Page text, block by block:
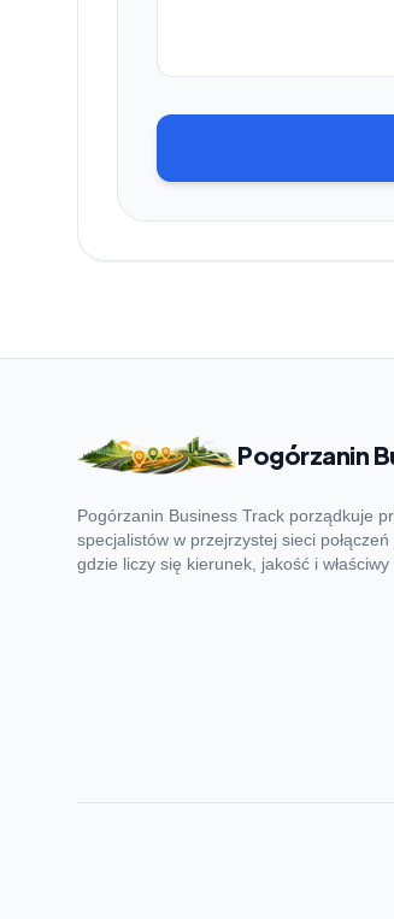
Pogórzanin
Pogórzanin Business Track porządkuje
specjalistów w przejrzystej sieci połączeń
gdzie liczy się kierunek, jakość i właściwy